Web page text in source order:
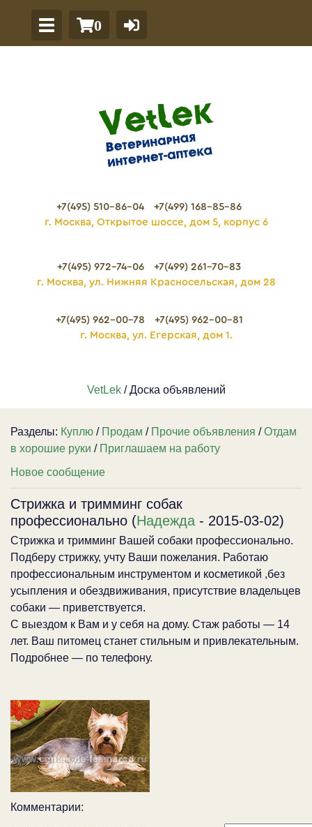
0
+7(495) 510-86-04
+7(499) 168-85-86
г. Москва, Открытое шоссе, дом 5, корпус 6
+7(495) 972-74-06
+7(499) 261-70-83
г. Москва, ул. Нижняя Красносельская, дом 28
+7(495) 962-00-78
+7(495) 962-00-81
г. Москва, ул. Егерская, дом 1.
VetLek/ Доска объявлений
Разделы: Куплю / Продам / Прочие объявления /Отдам
в хорошие руки / Приглашаем на работу
Новое сообщение
Стрижка и тримминг собак
профессионально (Надежда - 2015-03-02)
Стрижка и тримминг Вашей собаки профессионально.
Подберу стрижку, учту Ваши пожелания. Работаю
профессиональным инструментом и косметикой ,без
усыпления и обездвиживания, присутствие владельцев
собаки — приветствуется.
С выездом к Вам и у себя на дому. Стаж работы — 14
лет. Ваш питомец станет стильным и привлекательным.
Подробнее — по телефону.
Комментарии: